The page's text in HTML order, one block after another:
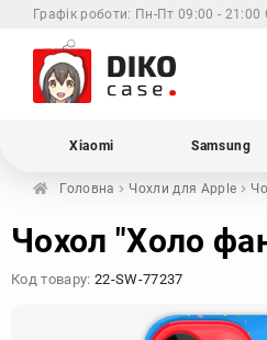
Графік роботи: Пн-Пт 09:00 - 21:00
Xiaomi Samsung
Головна Чохли для Apple
Чохол "Холо
Код товару: 22-SW-77237